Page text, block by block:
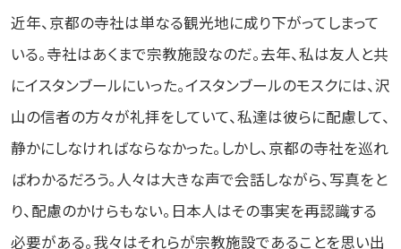
近年、京都の寺社は単なる観光地に成り下がってしまって
いる。寺社はあくまで宗教施設なのだ。去年、私は友人と共
にイスタンブールにいった。イスタンブールのモスクには、沢
山の信者の方々が礼拝をしていて、私達は彼らに配慮して、
静かにしなければならなかった。しかし、京都の寺社を巡れ
ばわかるだろう。人々は大きな声で会話しながら、写真をと
り、配慮のかけらもない。日本人はその事実を再認識する
必要がある。我々はそれらが宗教施設であることを思い出